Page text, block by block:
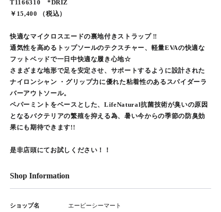
T1166310 *DRIZ
￥15,400 （税込）
快適なマイクロスエードの裏地付きストラップ ‼
通気性を高めるトップソールのテクスチャー、軽量EVAの快適な
フットベッドで一日中快適な履き心地☆
さまざまな地形で足を安定させ、サポートするように設計された
ナイロンシャン ・グリップ力に優れた粘着性のあるスパイダーラ
バーアウトソール。
ペパーミントをベースとした、LifeNatural抗菌技術が臭いの原因
となるバクテリアの繁殖を抑える為、暑い今からの季節の防臭効
果にも期待できます!!
是非店頭にてお試しください！！
Shop Information
ショップ名 エービーシーマート